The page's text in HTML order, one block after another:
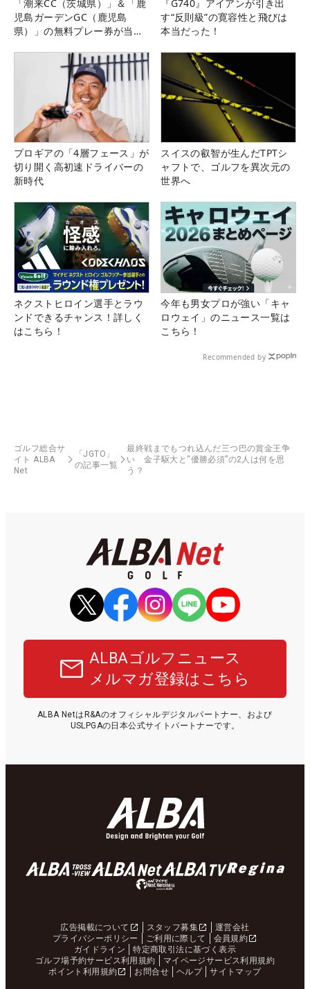
「潮来CC（茨城県）」＆「鹿
児島ガーデンGC（鹿児島
県）」の無料プレー券が当た
『G740』アイアンが引き出
す“反則級”の寛容性と飛びは
本当だった！
プロギアの「4層フェース」が
切り開く高初速ドライバーの
新時代
スイスの叡智が生んだTPTシ
ャフトで、ゴルフを異次元の
世界へ
ネクストヒロイン選手とラウ
ンドできるチャンス！詳しく
はこちら！
今年も男女プロが強い「キャ
ロウェイ」のニュース一覧は
こちら！
Recommended by
ゴルフ総合サ
イト ALBA
Net
「JGTO」
の記事一覧
最終戦までもつれ込んだ三つ巴の賞金王争
い 金子駆大と“優勝必須”の2人は何を思
う？
ALBAゴルフニュース
メルマガ登録はこちら
ALBA NetはR&Aのオフィシャルデジタルパートナー、および
USLPGAの日本公式サイトパートナーです。
広告掲載について スタッフ募集
運営会社
プライバシーポリシー
ご利用に際して
会員規約
ガイドライン
特定商取引法に基づく表示
ゴルフ場予約サービス利用規約
マイページサービス利用規約
ポイント利用規約
お問合せ ヘルプ サイトマップ